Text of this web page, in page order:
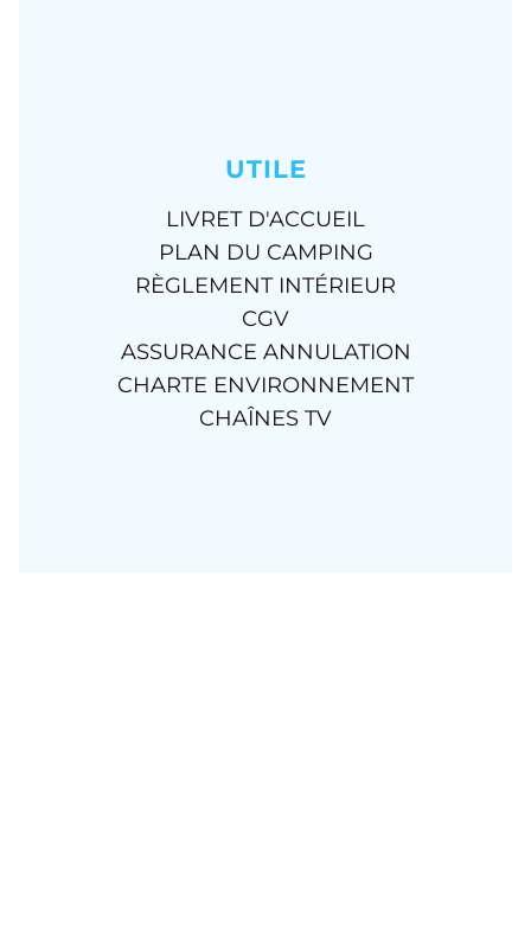
UTILE
LIVRET D'ACCUEIL
PLAN DU CAMPING
RÈGLEMENT INTÉRIEUR
CGV
ASSURANCE ANNULATION
CHARTE ENVIRONNEMENT
CHAÎNES TV